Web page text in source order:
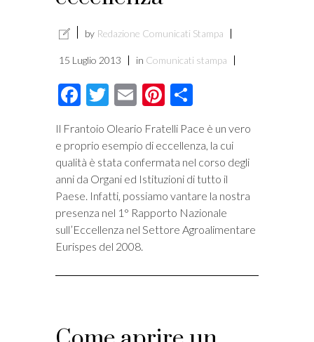
by Redazione Comunicati Stampa
15 Luglio 2013 in Comunicati stampa
Facebook
Twitter
EmailPinterest
Il Frantoio Oleario Fratelli Pace è un vero
e proprio esempio di eccellenza, la cui
qualità è stata confermata nel corso degli
anni da Organi ed Istituzioni di tutto il
Paese. Infatti, possiamo vantare la nostra
presenza nel 1° Rapporto Nazionale
sull’Eccellenza nel Settore Agroalimentare
Eurispes del 2008.